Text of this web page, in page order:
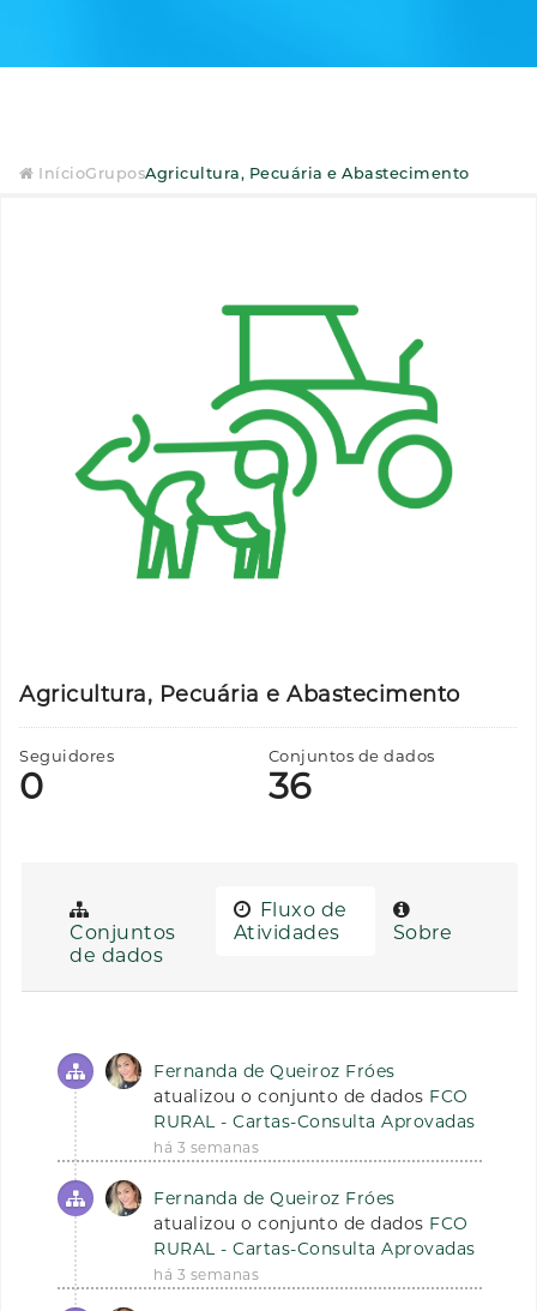
InícioGruposAgricultura, Pecuária e Abastecimento
Agricultura, Pecuária e Abastecimento
Seguidores
0
Conjuntos de dados
36
Conjuntos
de dados
Fluxo de
Atividades
Sobre
Fernanda de Queiroz Fróes
atualizou o conjunto de dados FCO
RURAL - Cartas-Consulta Aprovadas
há 3 semanas
Fernanda de Queiroz Fróes
atualizou o conjunto de dados FCO
RURAL - Cartas-Consulta Aprovadas
há 3 semanas